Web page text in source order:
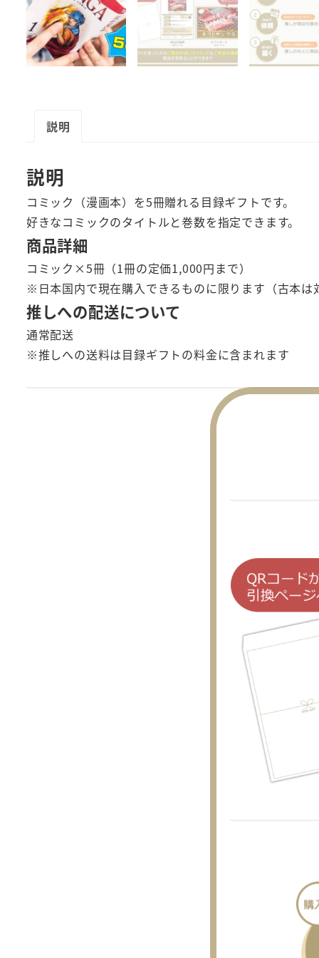
説明
説明
コミック（漫画本）を5冊贈れる目録ギフトです。
好きなコミックのタイトルと巻数を指定できます。
商品詳細
コミック×5冊（1冊の定価1,000円まで）
※日本国内で現在購入できるものに限ります（古本は
推しへの配送について
通常配送
※推しへの送料は目録ギフトの料金に含まれます